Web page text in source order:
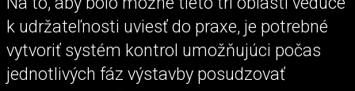
k udržateľnosti uviesť do praxe, je potrebné
vytvoriť systém kontrol umožňujúci počas
jednotlivých fáz výstavby posudzovať